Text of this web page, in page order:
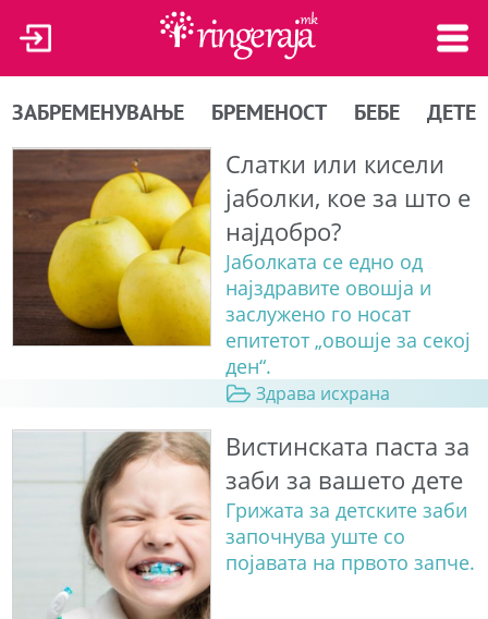
ЗАБРЕМЕНУВАЊЕ БРЕМЕНОСТ БЕБЕ ДЕТЕ
Слатки или кисели
јаболки, кое за што е
најдобро?
Јаболката се едно од
најздравите овошја и
заслужено го носат
епитетот „овошје за секој
ден“.
Здрава исхрана
Вистинската паста за
заби за вашето дете
Грижата за детските заби
започнува уште со
појавата на првото запче.